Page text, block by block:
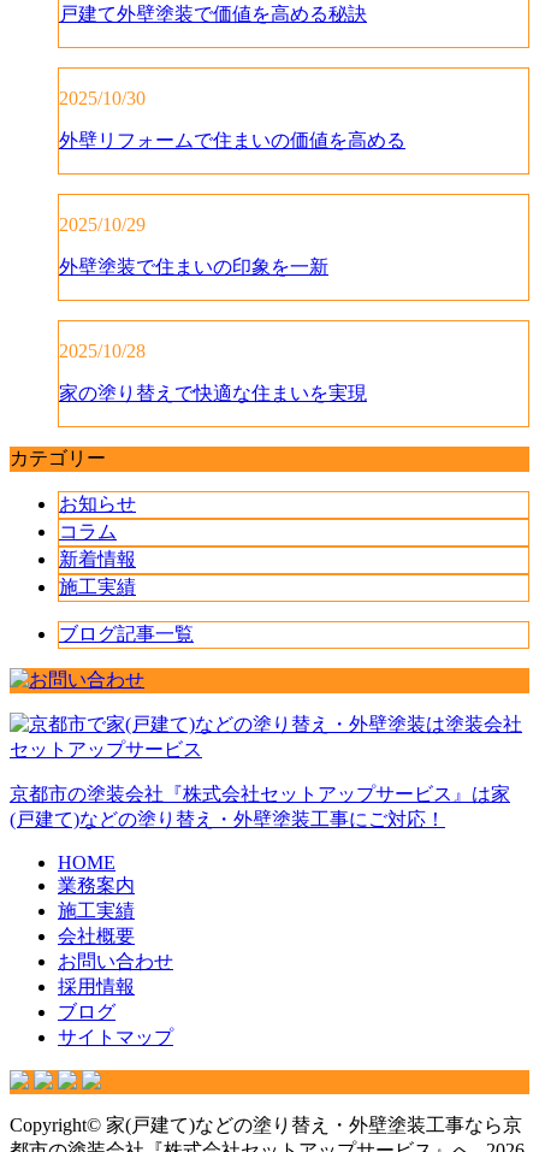
戸建て外壁塗装で価値を高める秘訣
2025/10/30
外壁リフォームで住まいの価値を高める
2025/10/29
外壁塗装で住まいの印象を一新
2025/10/28
家の塗り替えで快適な住まいを実現
カテゴリー
お知らせ
コラム
新着情報
施工実績
ブログ記事一覧
京都市の塗装会社『株式会社セットアップサービス』は家
(戸建て)などの塗り替え・外壁塗装工事にご対応！
HOME
業務案内
施工実績
会社概要
お問い合わせ
採用情報
ブログ
サイトマップ
Copyright© 家(戸建て)などの塗り替え・外壁塗装工事なら京